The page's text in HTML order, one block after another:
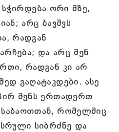
ორი მზე,
არც ბავშვს
რადგან
და არც შენ
რადგან კი არ
გაღატაკდები. ასე
შენს ერთადერთ
რომელშიც
სიბრძნე და